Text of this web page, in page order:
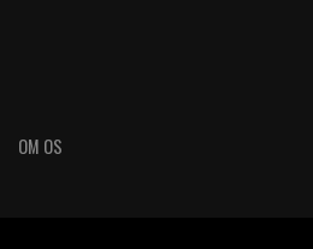
OM OS